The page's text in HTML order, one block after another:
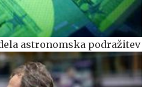
astronomska podražitev